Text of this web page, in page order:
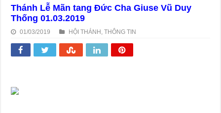
Thánh Lễ Mãn tang Đức Cha Giuse Vũ Duy
Thống 01.03.2019
01/03/2019 HỘI THÁNH ,THÔNG TIN